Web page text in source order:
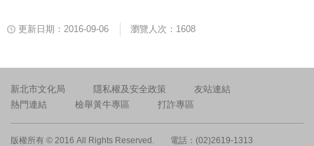
更新日期：2016-09-06 瀏覽人次：1608
新北市文化局 隱私權及安全政策
友站連結
熱門連結
檢舉黃牛專區 打詐專區
版權所有 © 2016 All Rights Reserved.
電話：(02)2619-1313